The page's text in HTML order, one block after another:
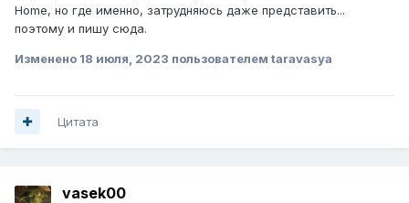
Home, но где именно, затрудняюсь даже представить...
поэтому и пишу сюда.
Изменено 18 июля, 2023 пользователем taravasya
Цитата
vasek00